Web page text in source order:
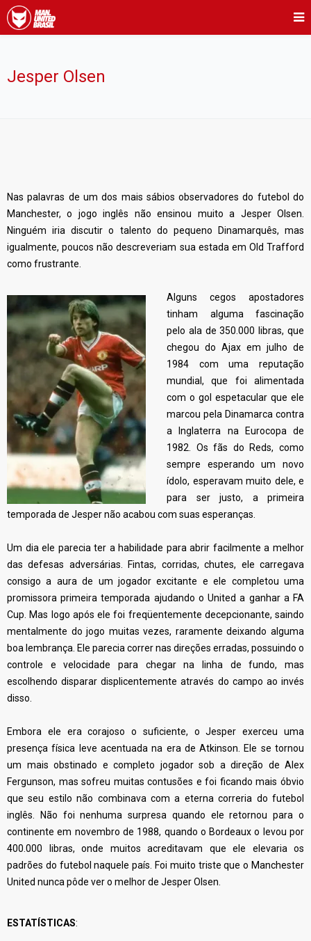
Jesper Olsen
Nas palavras de um dos mais sábios observadores do futebol do
Manchester, o jogo inglês não ensinou muito a Jesper Olsen.
Ninguém iria discutir o talento do pequeno Dinamarquês, mas
igualmente, poucos não descreveriam sua estada em Old Trafford
como frustrante.
Alguns cegos apostadores
tinham alguma fascinação
pelo ala de 350.000 libras, que
chegou do Ajax em julho de
1984 com uma reputação
mundial, que foi alimentada
com o gol espetacular que ele
marcou pela Dinamarca contra
a Inglaterra na Eurocopa de
1982. Os fãs do Reds, como
sempre esperando um novo
ídolo, esperavam muito dele, e
para ser justo, a primeira
temporada de Jesper não acabou com suas esperanças.
Um dia ele parecia ter a habilidade para abrir facilmente a melhor
das defesas adversárias. Fintas, corridas, chutes, ele carregava
consigo a aura de um jogador excitante e ele completou uma
promissora primeira temporada ajudando o United a ganhar a FA
Cup. Mas logo após ele foi freqüentemente decepcionante, saindo
mentalmente do jogo muitas vezes, raramente deixando alguma
boa lembrança. Ele parecia correr nas direções erradas, possuindo o
controle e velocidade para chegar na linha de fundo, mas
escolhendo disparar displicentemente através do campo ao invés
disso.
Embora ele era corajoso o suficiente, o Jesper exerceu uma
presença física leve acentuada na era de Atkinson. Ele se tornou
um mais obstinado e completo jogador sob a direção de Alex
Fergunson, mas sofreu muitas contusões e foi ficando mais óbvio
que seu estilo não combinava com a eterna correria do futebol
inglês. Não foi nenhuma surpresa quando ele retornou para o
continente em novembro de 1988, quando o Bordeaux o levou por
400.000 libras, onde muitos acreditavam que ele elevaria os
padrões do futebol naquele país. Foi muito triste que o Manchester
United nunca pôde ver o melhor de Jesper Olsen.
ESTATÍSTICAS: